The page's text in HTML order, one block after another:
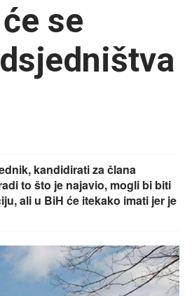
se
kandidirati za člana
to što je najavio, mogli bi biti
ali u BiH će itekako imati jer je